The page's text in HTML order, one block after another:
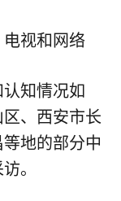
视和网络
知情况如
、西安市长
地的部分中
。